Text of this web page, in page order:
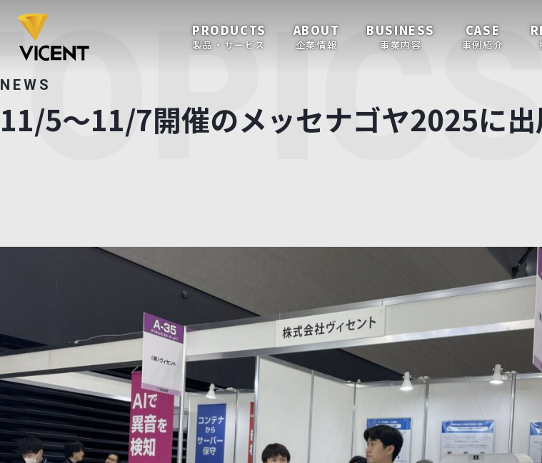
PRODUCTS
製品・サービス
ABOUT
企業情報
BUSINESS
事業内容
CASE
事例紹介
NEWS
11/5〜11/7開催のメッセナゴヤ2025に